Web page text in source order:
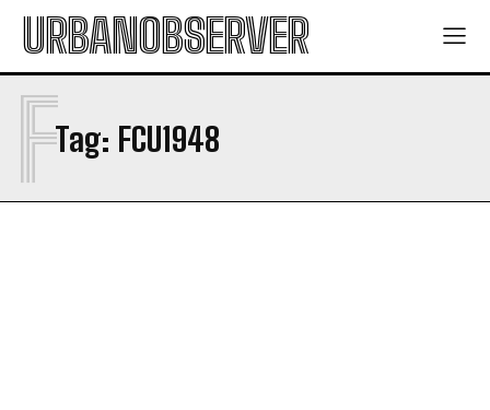
URBANOBSERVER
Tag: FCU1948
F